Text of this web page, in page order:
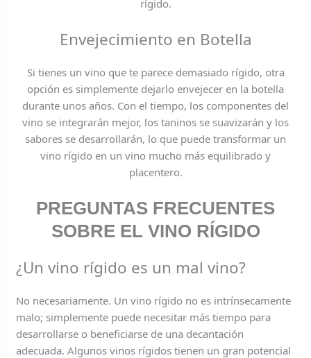
rígido.
Envejecimiento en Botella
Si tienes un vino que te parece demasiado rígido, otra
opción es simplemente dejarlo envejecer en la botella
durante unos años. Con el tiempo, los componentes del
vino se integrarán mejor, los taninos se suavizarán y los
sabores se desarrollarán, lo que puede transformar un
vino rígido en un vino mucho más equilibrado y
placentero.
PREGUNTAS FRECUENTES
SOBRE EL VINO RÍGIDO
¿Un vino rígido es un mal vino?
No necesariamente. Un vino rígido no es intrínsecamente
malo; simplemente puede necesitar más tiempo para
desarrollarse o beneficiarse de una decantación
adecuada. Algunos vinos rígidos tienen un gran potencial